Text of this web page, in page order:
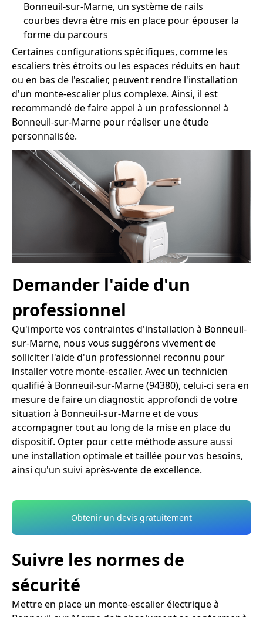
Bonneuil-sur-Marne, un système de rails
courbes devra être mis en place pour épouser la
forme du parcours
Certaines configurations spécifiques, comme les
escaliers très étroits ou les espaces réduits en haut
ou en bas de l'escalier, peuvent rendre l'installation
d'un monte-escalier plus complexe. Ainsi, il est
recommandé de faire appel à un professionnel à
Bonneuil-sur-Marne pour réaliser une étude
personnalisée.
Demander l'aide d'un
professionnel
Qu'importe vos contraintes d'installation à Bonneuil-
sur-Marne, nous vous suggérons vivement de
solliciter l'aide d'un professionnel reconnu pour
installer votre monte-escalier. Avec un technicien
qualifié à Bonneuil-sur-Marne (94380), celui-ci sera en
mesure de faire un diagnostic approfondi de votre
situation à Bonneuil-sur-Marne et de vous
accompagner tout au long de la mise en place du
dispositif. Opter pour cette méthode assure aussi
une installation optimale et taillée pour vos besoins,
ainsi qu'un suivi après-vente de excellence.
Obtenir un devis gratuitement
Suivre les normes de
sécurité
Mettre en place un monte-escalier électrique à